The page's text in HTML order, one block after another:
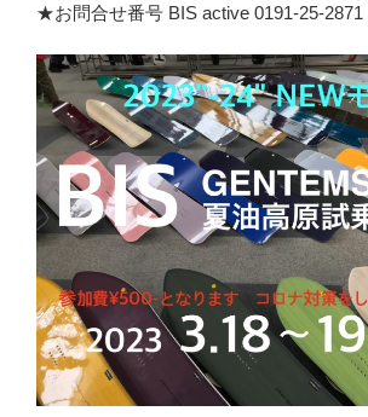
★お問合せ番号 BIS active 0191-25-2871